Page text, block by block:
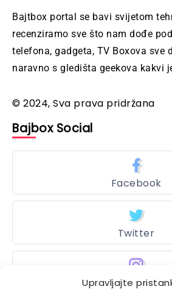
Upravljajte
Bajtbox portal se bavi svijetom
recenziramo sve što nam dođe
telefona, gadgeta, TV Boxova sve
naravno s gledišta geekova kakvi
© 2024, Sva prava pridržana
Bajbox Social
Facebook
Twitter
Instagram